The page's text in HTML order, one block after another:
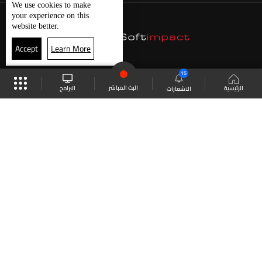
الرئيسية الاشعارات
15
البث المباشر البرامج
We use cookies to make
your experience on this
website better.
Accept Learn More
موقع البرامج الجدول البث المباشر